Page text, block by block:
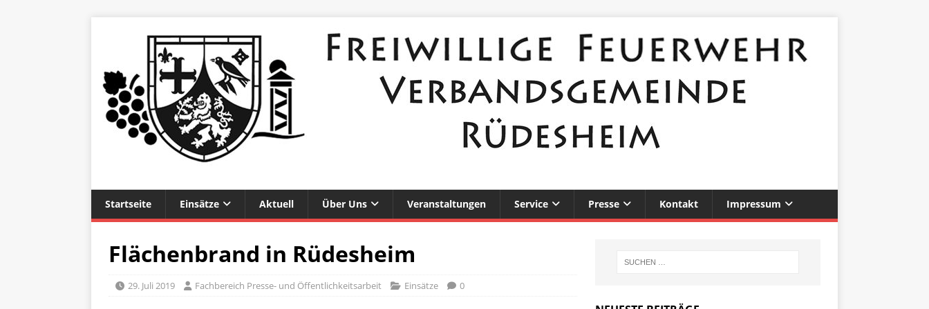
Startseite Einsätze Aktuell Über Uns Veranstaltungen Service Presse Kontakt Impressum
Flächenbrand in Rüdesheim
29. Juli 2019 Fachbereich Presse- und Öffentlichkeitsarbeit Einsätze 0